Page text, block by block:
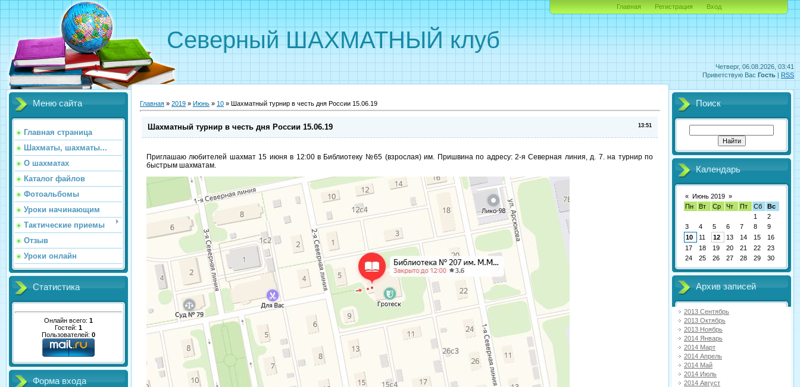
Четверг, 06.08.2026, 03:41
Приветствую Вас Гость | RSS
Северный ШАХМАТНЫЙ клуб
Главная Регистрация Вход
Меню сайта
Главная страница
Шахматы, шахматы...
О шахматах
Каталог файлов
Фотоальбомы
Уроки начинающим
Тактические приемы
Отзыв
Уроки онлайн
Статистика
Онлайн всего: 1
Гостей: 1
Пользователей: 0
Форма входа
Главная » 2019 » Июнь » 10 » Шахматный турнир в честь дня России 15.06.19
13:51
Шахматный турнир в честь дня России 15.06.19
Приглашаю любителей шахмат 15 июня в 12:00 в Библиотеку №65 (взрослая) им. Пришвина по адресу: 2-я Северная линия, д. 7. на турнир по
быстрым шахматам.
Поиск
Календарь
« Июнь 2019 »
Пн
Вт Ср Чт Пт Сб
Вс
1
2
3
4 5 6 7 8
9
10
11 12 13 14 15
16
17
18 19 20 21 22
23
24
25 26 27 28 29 30
Архив записей
2013 Сентябрь
2013 Октябрь
2013 Ноябрь
2014 Январь
2014 Март
2014 Апрель
2014 Май
2014 Июль
2014 Август